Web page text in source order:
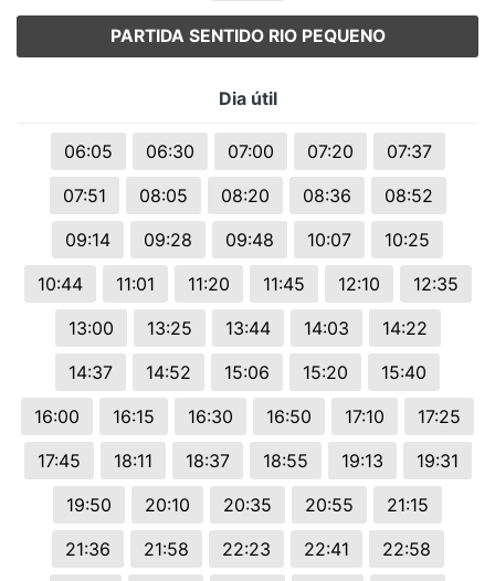
PARTIDA SENTIDO RIO PEQUENO
Dia útil
06:05 06:30 07:00 07:20
07:37
07:51
08:05 08:20 08:36
08:52
09:14
09:28 09:48 10:07
10:25
10:44
11:01 11:20 11:45 12:10
12:35
13:00
13:25 13:44 14:03
14:22
14:37
14:52 15:06 15:20
15:40
16:00
16:15 16:30 16:50 17:10
17:25
17:45
18:11 18:37 18:55 19:13
19:31
19:50
20:10 20:35 20:55
21:15
21:36
21:58 22:23 22:41
22:58